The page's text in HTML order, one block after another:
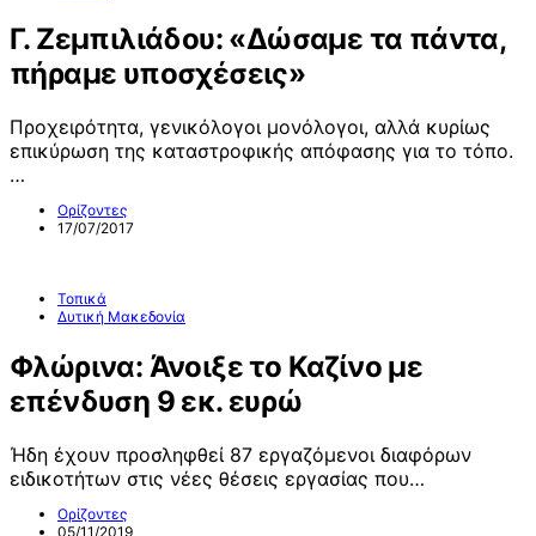
Γ. Ζεμπιλιάδου: «Δώσαμε τα πάντα,
πήραμε υποσχέσεις»
Προχειρότητα, γενικόλογοι μονόλογοι, αλλά κυρίως
επικύρωση της καταστροφικής απόφασης για το τόπο.
…
Ορίζοντες
17/07/2017
Τοπικά
Δυτική Μακεδονία
Φλώρινα: Άνοιξε το Καζίνο με
επένδυση 9 εκ. ευρώ
Ήδη έχουν προσληφθεί 87 εργαζόμενοι διαφόρων
ειδικοτήτων στις νέες θέσεις εργασίας που…
Ορίζοντες
05/11/2019